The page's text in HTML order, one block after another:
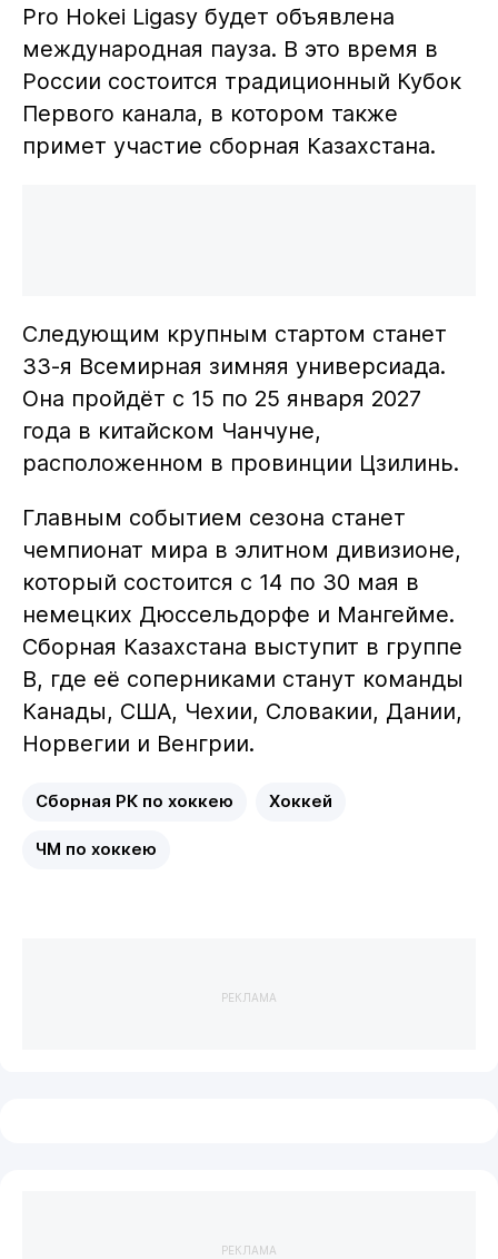
Pro Hokei Ligasy будет объявлена
международная пауза. В это время в
России состоится традиционный Кубок
Первого канала, в котором также
примет участие сборная Казахстана.
Следующим крупным стартом станет
33-я Всемирная зимняя универсиада.
Она пройдёт с 15 по 25 января 2027
года в китайском Чанчуне,
расположенном в провинции Цзилинь.
Главным событием сезона станет
чемпионат мира в элитном дивизионе,
который состоится с 14 по 30 мая в
немецких Дюссельдорфе и Мангейме.
Сборная Казахстана выступит в группе
B, где её соперниками станут команды
Канады, США, Чехии, Словакии, Дании,
Норвегии и Венгрии.
Сборная РК по хоккею Хоккей
ЧМ по хоккею
РЕКЛАМА
РЕКЛАМА